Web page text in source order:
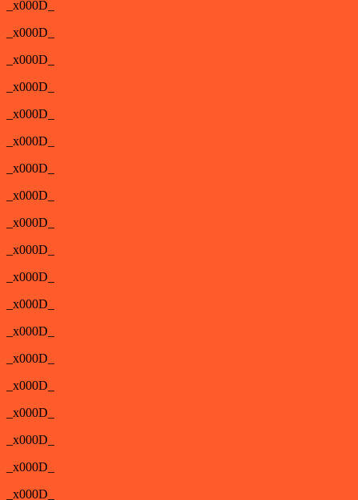
_x000D_
_x000D_
_x000D_
_x000D_
_x000D_
_x000D_
_x000D_
_x000D_
_x000D_
_x000D_
_x000D_
_x000D_
_x000D_
_x000D_
_x000D_
_x000D_
_x000D_
_x000D_
_x000D_